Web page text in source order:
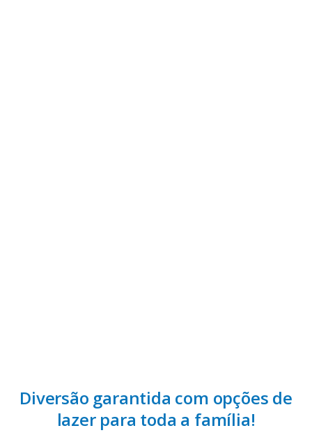
Diversão garantida com opções de
lazer para toda a família!